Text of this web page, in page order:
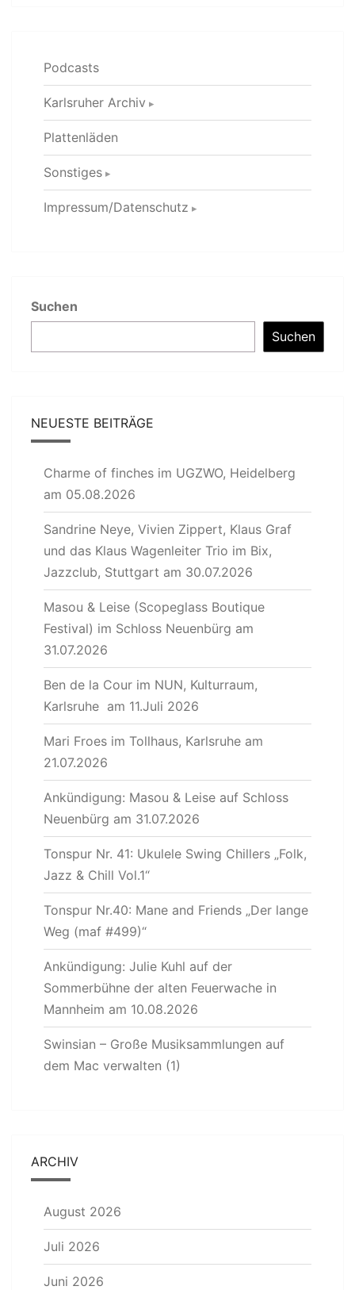
Podcasts
Karlsruher Archiv
Plattenläden
Sonstiges
Impressum/Datenschutz
Suchen
Suchen
NEUESTE BEITRÄGE
Charme of finches im UGZWO, Heidelberg
am 05.08.2026
Sandrine Neye, Vivien Zippert, Klaus Graf
und das Klaus Wagenleiter Trio im Bix,
Jazzclub, Stuttgart am 30.07.2026
Masou & Leise (Scopeglass Boutique
Festival) im Schloss Neuenbürg am
31.07.2026
Ben de la Cour im NUN, Kulturraum,
Karlsruhe am 11.Juli 2026
Mari Froes im Tollhaus, Karlsruhe am
21.07.2026
Ankündigung: Masou & Leise auf Schloss
Neuenbürg am 31.07.2026
Tonspur Nr. 41: Ukulele Swing Chillers „Folk,
Jazz & Chill Vol.1“
Tonspur Nr.40: Mane and Friends „Der lange
Weg (maf #499)“
Ankündigung: Julie Kuhl auf der
Sommerbühne der alten Feuerwache in
Mannheim am 10.08.2026
Swinsian – Große Musiksammlungen auf
dem Mac verwalten (1)
ARCHIV
August 2026
Juli 2026
Juni 2026